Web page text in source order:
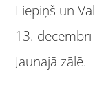
Liepiņš un
13.
Jaunajā zālē.